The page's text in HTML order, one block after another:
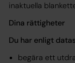
inaktuella
Dina rättigheter
Du har enligt
begära ett